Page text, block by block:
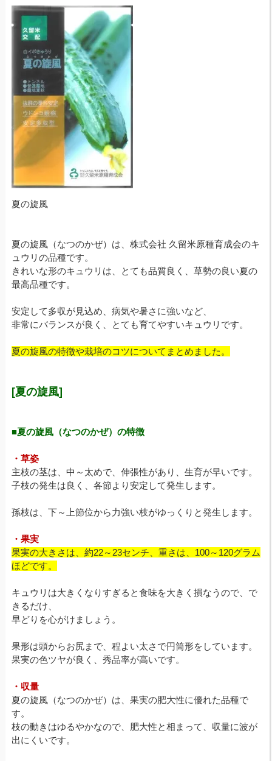
夏の旋風
夏の旋風（なつのかぜ）は、株式会社 久留米原種育成会のキ
ュウリの品種です。
きれいな形のキュウリは、とても品質良く、草勢の良い夏の
最高品種です。
安定して多収が見込め、病気や暑さに強いなど、
非常にバランスが良く、とても育てやすいキュウリです。
夏の旋風の特徴や栽培のコツについてまとめました。
[夏の旋風]
■夏の旋風（なつのかぜ）の特徴
・草姿
主枝の茎は、中～太めで、伸張性があり、生育が早いです。
子枝の発生は良く、各節より安定して発生します。
孫枝は、下～上節位から力強い枝がゆっくりと発生します。
・果実
果実の大きさは、約22～23センチ、重さは、100～120グラム
ほどです。
キュウリは大きくなりすぎると食味を大きく損なうので、で
きるだけ、
早どりを心がけましょう。
果形は頭からお尻まで、程よい太さで円筒形をしています。
果実の色ツヤが良く、秀品率が高いです。
・収量
夏の旋風（なつのかぜ）は、果実の肥大性に優れた品種で
す。
枝の動きはゆるやかなので、肥大性と相まって、収量に波が
出にくいです。